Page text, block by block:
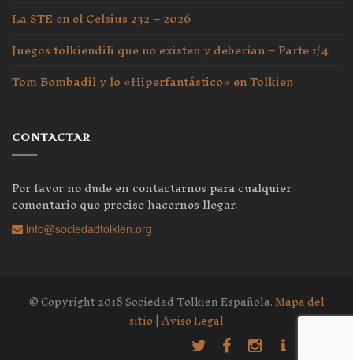
La STE en el Celsius 232 – 2026
Juegos tolkiendili que no existen y deberían – Parte 1/4
Tom Bombadil y lo «Hiperfantástico» en Tolkien
CONTACTAR
Por favor no dude en contactarnos para cualquier
comentario que precise hacernos llegar.
info@sociedadtolkien.org
© Copyright 2018 Sociedad Tolkien Española.Mapa del
sitio|Aviso Legal